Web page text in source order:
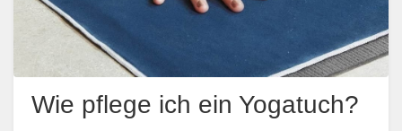
Wie pflege ich ein Yogatuch?